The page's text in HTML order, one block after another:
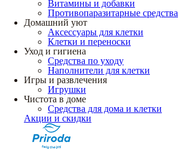
Витамины и добавки
Противопаразитарные средства
Домашний уют
Аксессуары для клетки
Клетки и переноски
Уход и гигиена
Средства по уходу
Наполнители для клетки
Игры и развлечения
Игрушки
Чистота в доме
Средства для дома и клетки
Акции и скидки